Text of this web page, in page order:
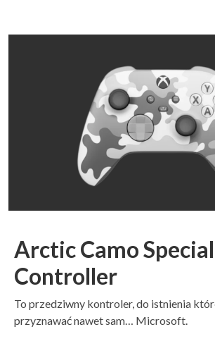
Arctic Camo
Controller
To przedziwny kontroler, do istnienia
przyznawać nawet sam… Microsoft.